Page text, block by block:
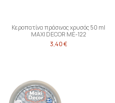
Κεροπατίνα πράσινος χρυσός 50 ml
MAXI DECOR ME-122
3,40 €